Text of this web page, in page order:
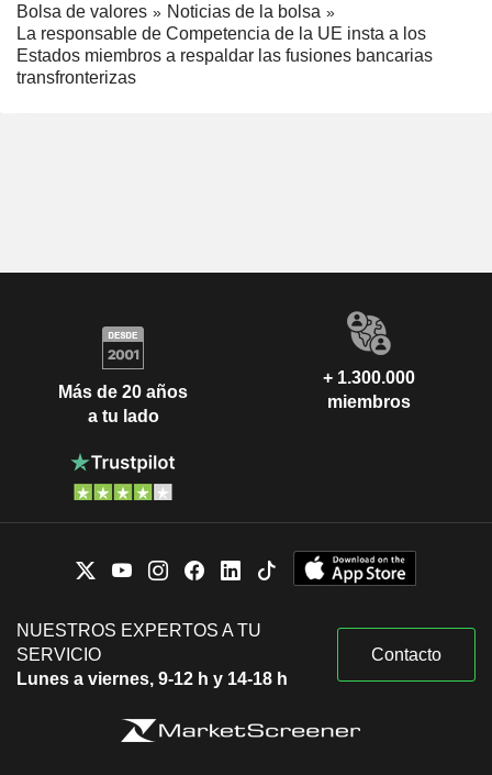
Bolsa de valores
Noticias de la bolsa
La responsable de Competencia de la UE insta a los
Estados miembros a respaldar las fusiones bancarias
transfronterizas
Más de 20 años
a tu lado
+ 1.300.000
miembros
NUESTROS EXPERTOS A TU
SERVICIO
Lunes a viernes, 9-12 h y 14-18 h
Contacto